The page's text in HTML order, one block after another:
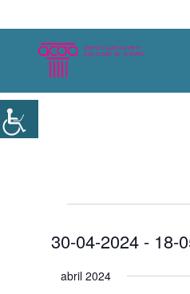
30-04-2024 - 18-
una
abril 2024